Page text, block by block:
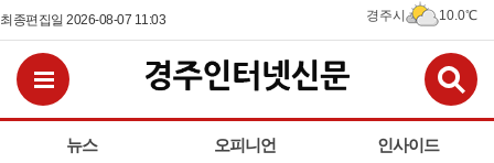
최종편집일 2026-08-07 11:03 경주시 10.0℃
뉴스 오피니언 인사이드
전체메뉴보기